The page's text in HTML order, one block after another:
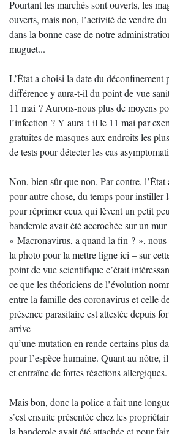
Pourtant les marchés sont ouverts, les
ouverts, mais non, l’activité de vendre
dans la bonne case de notre
muguet...
L’État a choisi la date du
différence y aura-t-il du point de vue
11 mai ? Aurons-nous plus de moyens
l’infection ? Y aura-t-il le 11 mai par
gratuites de masques aux endroits les
de tests pour détecter les cas
Non, bien sûr que non. Par contre, l’État
pour autre chose, du temps pour instiller
pour réprimer ceux qui lèvent un petit
banderole avait été accrochée sur un
« Macronavirus, a quand la fin ? », nous
la photo pour la mettre ligne ici – sur
point de vue scientifique c’était
ce que les théoriciens de l’évolution
entre la famille des coronavirus et celle
présence parasitaire est attestée depuis
arrive
qu’une mutation en rende certains plus
pour l’espèce humaine. Quant au nôtre,
et entraîne de fortes réactions allergiques.
Mais bon, donc la police a fait une
s’est ensuite présentée chez les
la banderole avait été attachée et pour